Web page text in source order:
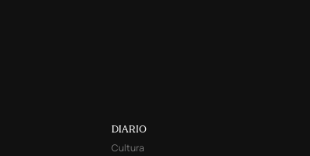
DIARIO
Cultura